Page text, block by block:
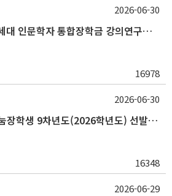
2026학년도 2학기 차세대 인문학자 통합장학금 강의연구조교 선발 안내(~7/8)
16978
2026-06-30
SK에코플랜트 인문나눔장학생 9차년도(2026학년도) 선발 안내(~7/20)
16348
2026-06-30
2026-06-29